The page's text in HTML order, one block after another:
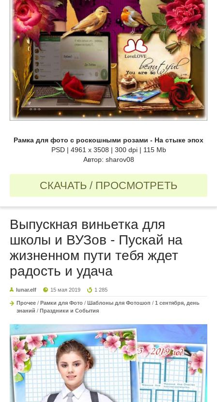
Рамка для фото с роскошными розами - На стыке эпох
PSD | 4961 х 3508 | 300 dpi | 115 Mb
Автор: sharov08
СКАЧАТЬ / ПРОСМОТРЕТЬ
Выпускная виньетка для
школы и ВУЗов - Пускай на
жизненном пути тебя ждет
радость и удача
lunar.elf 15 мая 2019 1 285
Прочее / Рамки для Фото / Шаблоны для Фотошоп / 1 сентября, день
знаний / Праздники и События